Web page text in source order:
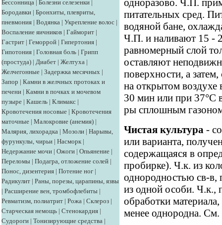
Бессонница | Болезни селезенки |
Бородавки | Бронхиты, плевриты,
пневмония | Водянка | Укрепление волос |
Воспаление яичников | Гайморит |
Гастрит | Геморрой | Гипертония |
Гипотония | Головная боль | Грипп
(простуда) | Диабет | Желтуха |
Желчегонные | Задержка месячных |
Запор | Камни в желчных протоках и
печени | Камни в почках и мочевом
пузыре | Кашель | Климакс |
Кровотечения носовые | Кровотечения
маточные | Малокровие (анемия) |
Малярия, лихорадка | Мозоли | Нарывы,
фурункулы, чирьи | Насморк |
Недержание мочи | Ожоги | Опьянение |
Переломы | Подагра, отложение солей |
Понос, дизентерия | Потение ног |
Радикулит | Раны, порезы, царапины, язвы
| Расширение вен, тромбофлебиты |
Ревматизм, полиатрит | Рожа | Склероз |
Старческая немощь | Стенокардия |
Судороги | Тонизирующие средства |
одноразово. Ч.П.
питательных сред.
водяной бане,
Ч.П. и наливают 15 -
равномерный слой
оставляют
поверхности, а
на открытом воздухе
30 мин или при 37°С
ры сплошным
Чистая культура -
или варианта,
содержащаяся в
пробирке). Ч.к. из
однородностью св-в,
из одной особи. Ч.к.,
обработки
менее однородна. См.